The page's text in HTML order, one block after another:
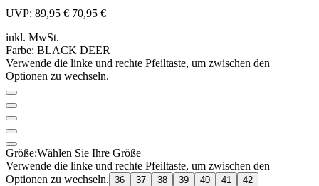
UVP: 89,95 € 70,95 €
inkl. MwSt.
Farbe: BLACK DEER
Verwende die linke und rechte Pfeiltaste, um zwischen den
Optionen zu wechseln.
Größe:Wählen Sie Ihre Größe
Verwende die linke und rechte Pfeiltaste, um zwischen den
Optionen zu wechseln. 36 37 38 39 40 41
42